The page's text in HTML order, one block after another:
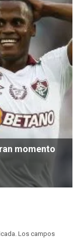
momento
Los campos